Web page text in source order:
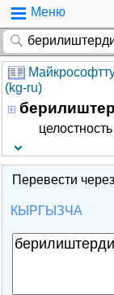
Меню
(kg-ru)
Перевести
КЫРГЫЗЧА